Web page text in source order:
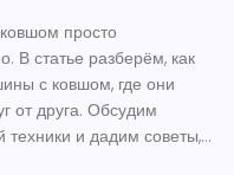
просто
В статье разберём, как
с ковшом, где они
от друга. Обсудим
и дадим советы,